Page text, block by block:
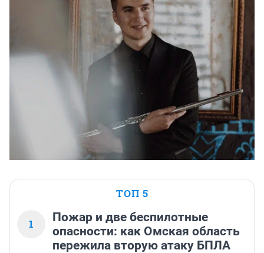
ТОП 5
1
Пожар и две беспилотные
опасности: как Омская область
пережила вторую атаку БПЛА